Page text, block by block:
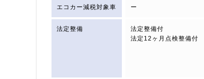
エコカー減税対象車 ー
法定整備
法定整備付
法定12ヶ月点検整備付